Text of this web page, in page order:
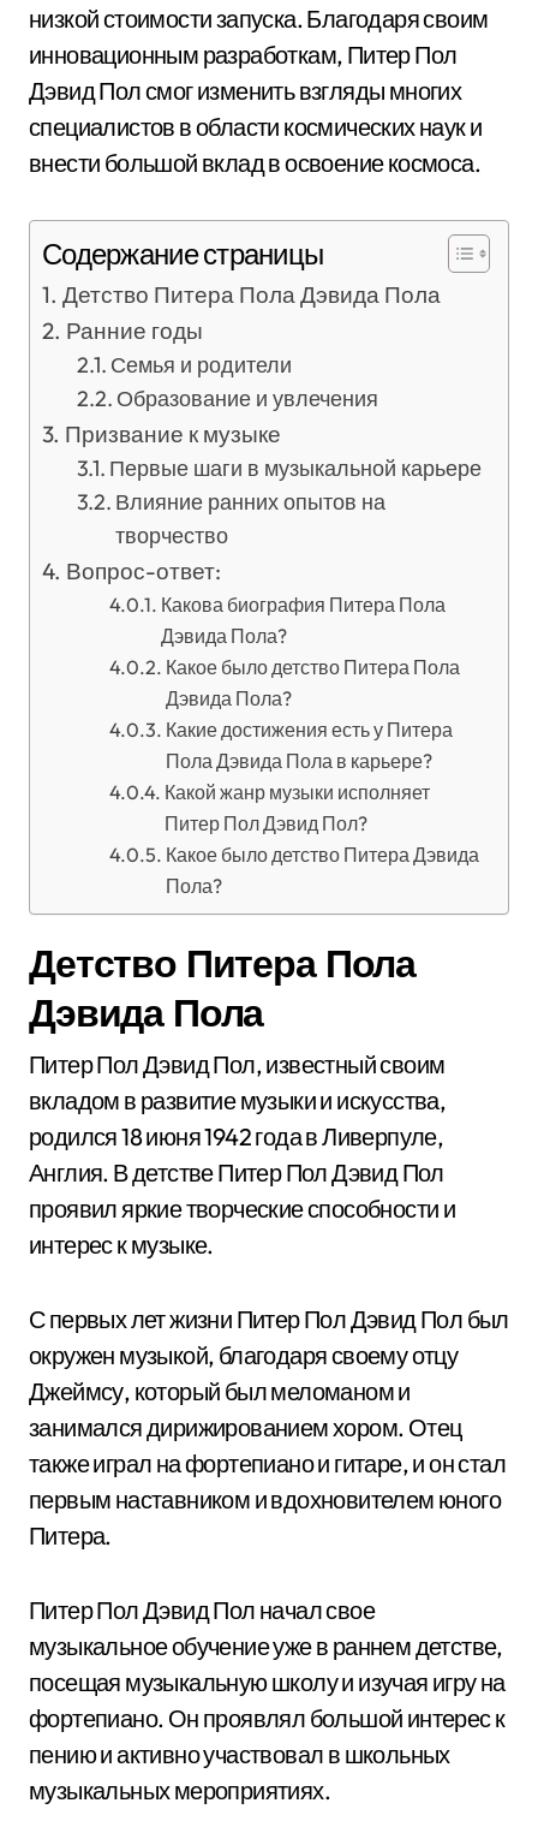
низкой стоимости запуска. Благодаря своим
инновационным разработкам, Питер Пол
Дэвид Пол смог изменить взгляды многих
специалистов в области космических наук и
внести большой вклад в освоение космоса.
Содержание страницы
Детство Питера Пола Дэвида Пола
Ранние годы
Семья и родители
Образование и увлечения
Призвание к музыке
Первые шаги в музыкальной карьере
Влияние ранних опытов на
творчество
Вопрос-ответ:
Какова биография Питера Пола
Дэвида Пола?
Какое было детство Питера Пола
Дэвида Пола?
Какие достижения есть у Питера
Пола Дэвида Пола в карьере?
Какой жанр музыки исполняет
Питер Пол Дэвид Пол?
Какое было детство Питера Дэвида
Пола?
Детство Питера Пола
Дэвида Пола
Питер Пол Дэвид Пол, известный своим
вкладом в развитие музыки и искусства,
родился 18 июня 1942 года в Ливерпуле,
Англия. В детстве Питер Пол Дэвид Пол
проявил яркие творческие способности и
интерес к музыке.
С первых лет жизни Питер Пол Дэвид Пол был
окружен музыкой, благодаря своему отцу
Джеймсу, который был меломаном и
занимался дирижированием хором. Отец
также играл на фортепиано и гитаре, и он стал
первым наставником и вдохновителем юного
Питера.
Питер Пол Дэвид Пол начал свое
музыкальное обучение уже в раннем детстве,
посещая музыкальную школу и изучая игру на
фортепиано. Он проявлял большой интерес к
пению и активно участвовал в школьных
музыкальных мероприятиях.